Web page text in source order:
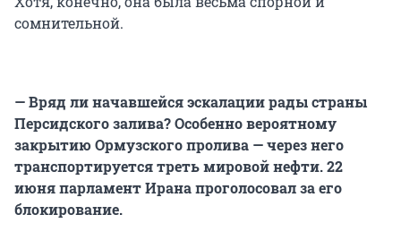
сомнительной.
— Вряд ли начавшейся эскалации рады страны
Персидского залива? Особенно вероятному
закрытию Ормузского пролива — через него
транспортируется треть мировой нефти. 22
июня парламент Ирана проголосовал за его
блокирование.